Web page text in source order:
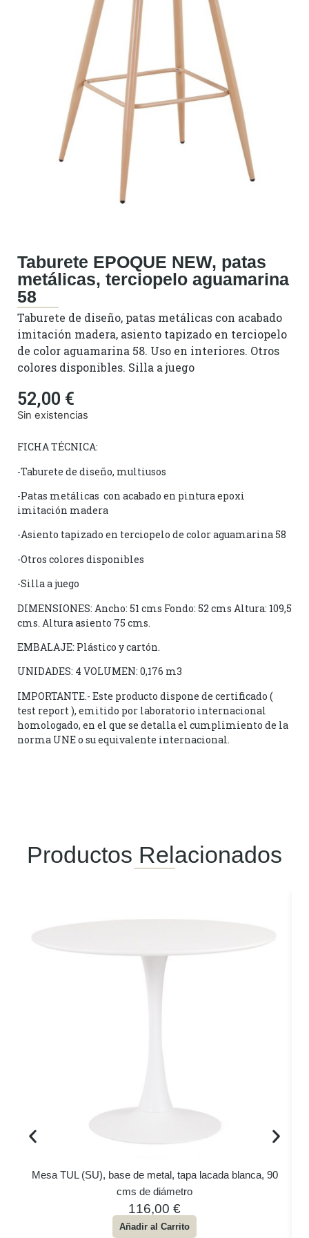
Taburete EPOQUE NEW, patas
metálicas, terciopelo aguamarina
58
Taburete de diseño, patas metálicas con acabado
imitación madera, asiento tapizado en terciopelo
de color aguamarina 58. Uso en interiores. Otros
colores disponibles. Silla a juego
52,00 €
Sin existencias
FICHA TÉCNICA:
-Taburete de diseño, multiusos
-Patas metálicas con acabado en pintura epoxi
imitación madera
-Asiento tapizado en terciopelo de color aguamarina 58
-Otros colores disponibles
-Silla a juego
DIMENSIONES: Ancho: 51 cms Fondo: 52 cms Altura: 109,5
cms. Altura asiento 75 cms.
EMBALAJE: Plástico y cartón.
UNIDADES: 4 VOLUMEN: 0,176 m3
IMPORTANTE.- Este producto dispone de certificado (
test report ), emitido por laboratorio internacional
homologado, en el que se detalla el cumplimiento de la
norma UNE o su equivalente internacional.
Productos Relacionados
Mesa TUL (SU), base de metal, tapa lacada blanca, 90
cms de diámetro
116,00 €
Añadir al Carrito